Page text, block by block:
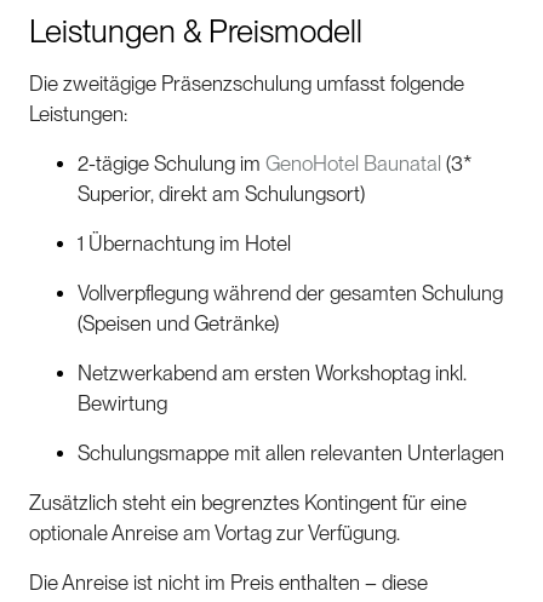
Leistungen & Preismodell
Die zweitägige Präsenzschulung umfasst folgende
Leistungen:
2-tägige Schulung im GenoHotel Baunatal (3*
Superior, direkt am Schulungsort)
1 Übernachtung im Hotel
Vollverpflegung während der gesamten Schulung
(Speisen und Getränke)
Netzwerkabend am ersten Workshoptag inkl.
Bewirtung
Schulungsmappe mit allen relevanten Unterlagen
Zusätzlich steht ein begrenztes Kontingent für eine
optionale Anreise am Vortag zur Verfügung.
Die Anreise ist nicht im Preis enthalten – diese